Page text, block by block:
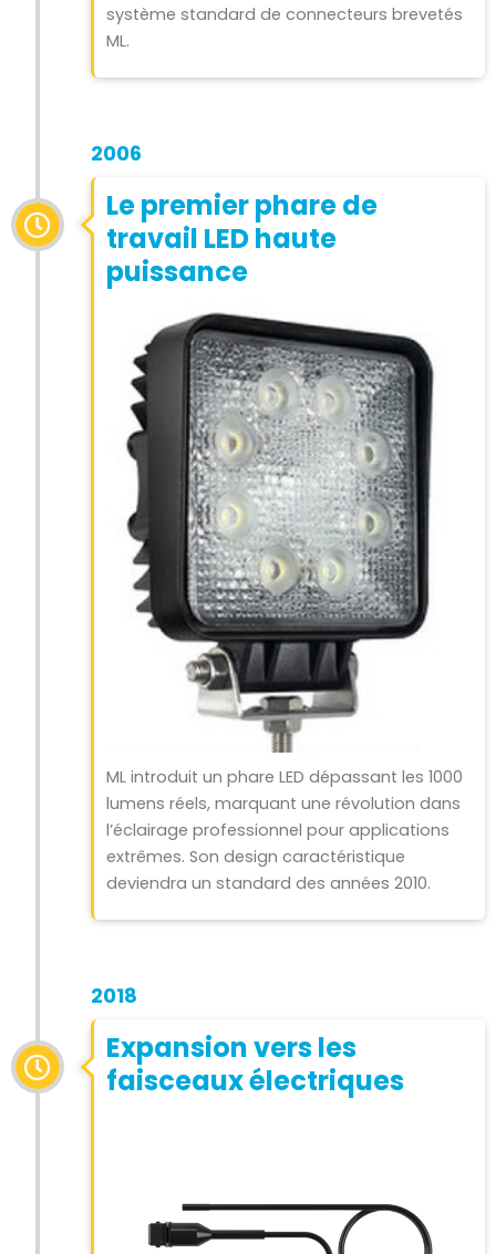
système standard de connecteurs brevetés
ML.
2006
Le premier phare de
travail LED haute
puissance
ML introduit un phare LED dépassant les 1000
lumens réels, marquant une révolution dans
l’éclairage professionnel pour applications
extrêmes. Son design caractéristique
deviendra un standard des années 2010.
2018
Expansion vers les
faisceaux électriques